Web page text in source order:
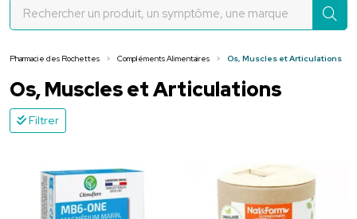
Pharmacie des Rochettes Compléments Alimentaires Os, Muscles et Articulations
Os, Muscles et Articulations
Filtrer